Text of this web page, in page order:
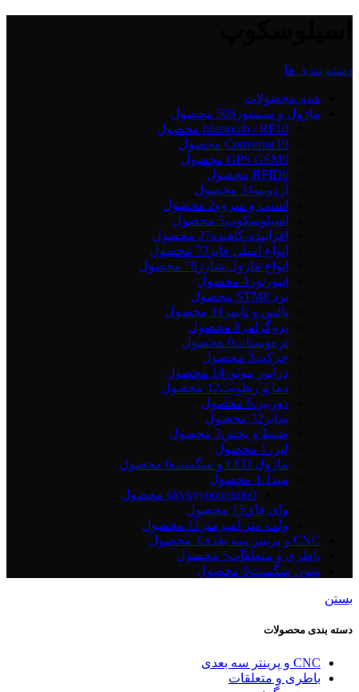
دسته بندی ها
همه محصولات
ماژول و سنسور 505 محصول
bluetooth / RF10 محصول
Convertor19 محصول
GPS GSM9 محصول
RFID6 محصول
آردوینو34 محصول
استپ و سروو2 محصول
اسیلوسکوپ5 محصول
افزاینده-کاهنده27 محصول
انواع آمپلی فایر 73 محصول
انواع ماژول شارژ 78 محصول
اینورتور 1 محصول
برد STM 8 محصول
پالس و تایمر 11 محصول
پروگرامر 8 محصول
ترموستات0 محصول
حرکت3 محصول
درایور موتور 14 محصول
دما و رطویت12 محصول
دوربین6 محصول
سایر 32 محصول
ضبط و پخش3 محصول
لیزر 1 محصول
ماژول LED و سگمنت
6 محصول
مبدل 1 محصول
gkykyyoouoiuio0 محصول
وای فای15 محصول
ولت متر آمپرمتر 11 محصول
CNC و پرینتر سه بعدی
3 محصول
باطری و متعلقات5 محصول
سون سگمنت9 محصول
بستن
دسته بندی محصولات
CNC و پرینتر سه بعدی
باطری و متعلقات